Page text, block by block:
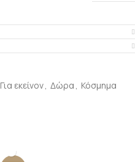
Για εκείνον, Δώρα , Κόσμημα